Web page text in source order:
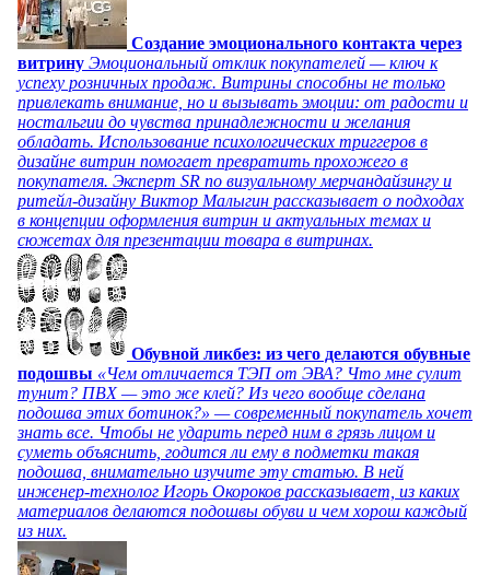
Создание эмоционального контакта через
витрину Эмоциональный отклик покупателей — ключ к
успеху розничных продаж. Витрины способны не только
привлекать внимание, но и вызывать эмоции: от радости и
ностальгии до чувства принадлежности и желания
обладать. Использование психологических триггеров в
дизайне витрин помогает превратить прохожего в
покупателя. Эксперт SR по визуальному мерчандайзингу и
ритейл-дизайну Виктор Малыгин рассказывает о подходах
в концепции оформления витрин и актуальных темах и
сюжетах для презентации товара в витринах.
Обувной ликбез: из чего делаются обувные
подошвы «Чем отличается ТЭП от ЭВА? Что мне сулит
тунит? ПВХ — это же клей? Из чего вообще сделана
подошва этих ботинок?» — современный покупатель хочет
знать все. Чтобы не ударить перед ним в грязь лицом и
суметь объяснить, годится ли ему в подметки такая
подошва, внимательно изучите эту статью. В ней
инженер-технолог Игорь Окороков рассказывает, из каких
материалов делаются подошвы обуви и чем хорош каждый
из них.